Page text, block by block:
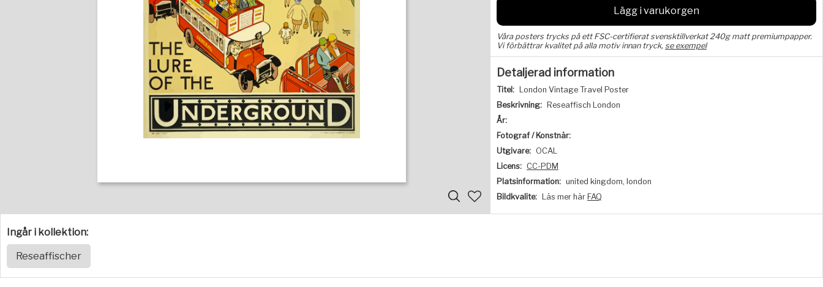
Lägg i varukorgen
Våra posters trycks på ett FSC-certifierat svensktillverkat 240g matt premiumpapper.
Vi förbättrar kvalitet på alla motiv innan tryck, se exempel
Detaljerad information
Titel:
London Vintage Travel Poster
Beskrivning:
Reseaffisch London
År:
Fotograf / Konstnär:
Utgivare: OCAL
Licens: CC-PDM
Platsinformation: united kingdom, london
Bildkvalite:
Läs mer här FAQ
Ingår i kollektion:
Reseaffischer